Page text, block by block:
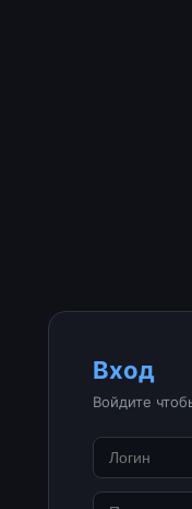
Вход
Войдите